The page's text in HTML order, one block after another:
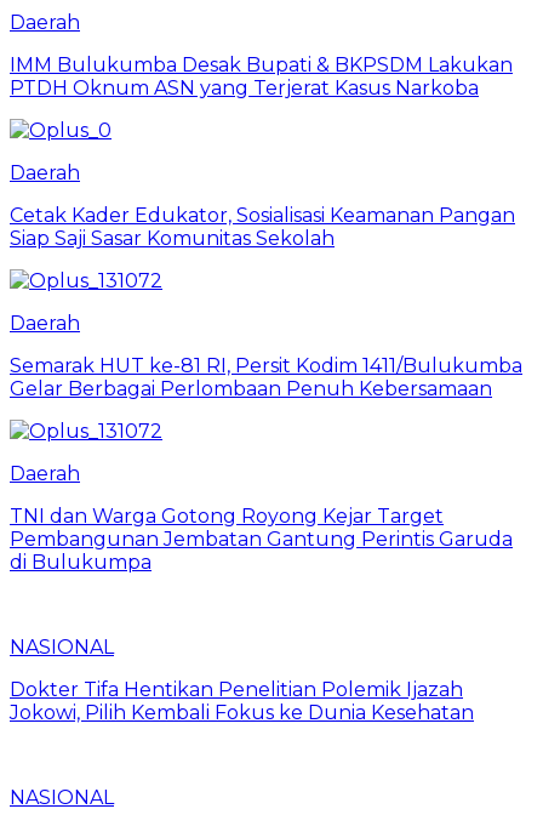
Daerah
IMM Bulukumba Desak Bupati & BKPSDM Lakukan
PTDH Oknum ASN yang Terjerat Kasus Narkoba
Daerah
Cetak Kader Edukator, Sosialisasi Keamanan Pangan
Siap Saji Sasar Komunitas Sekolah
Daerah
Semarak HUT ke-81 RI, Persit Kodim 1411/Bulukumba
Gelar Berbagai Perlombaan Penuh Kebersamaan
Daerah
TNI dan Warga Gotong Royong Kejar Target
Pembangunan Jembatan Gantung Perintis Garuda
di Bulukumpa
NASIONAL
Dokter Tifa Hentikan Penelitian Polemik Ijazah
Jokowi, Pilih Kembali Fokus ke Dunia Kesehatan
NASIONAL